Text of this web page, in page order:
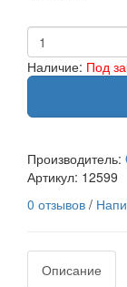
Наличие: Под
Производитель:
Артикул: 12599
0 отзывов /
Описание